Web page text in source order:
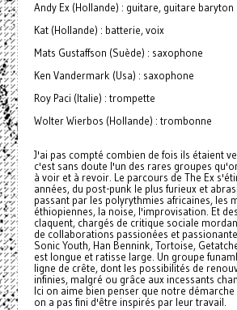
Andy Ex (Hollande) : guitare, guitare baryton
Kat (Hollande) : batterie, voix
Mats Gustaffson (Suède) : saxophone
Ken Vandermark (Usa) : saxophone
Roy Paci (Italie) : trompette
Wolter Wierbos (Hollande) : trombonne
J'ai pas compté combien de fois ils étaient
c'est sans doute l'un des rares groupes
à voir et à revoir. Le parcours de The Ex
années, du post-punk le plus furieux et
passant par les polyrythmies africaines, les
éthiopiennes, la noise, l'improvisation. Et
claquent, chargés de critique sociale
de collaborations passionées et
Sonic Youth, Han Bennink, Tortoise,
est longue et ratisse large. Un groupe
ligne de crête, dont les possibilités de
infinies, malgré ou grâce aux incessants
Ici on aime bien penser que notre
on a pas fini d'être inspirés par leur travail.